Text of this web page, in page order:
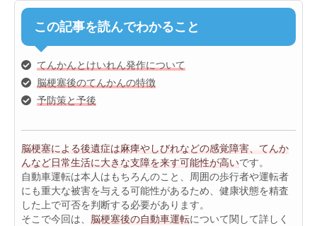
この記事を読んでわかること
てんかんとけいれん発作について
脳梗塞後のてんかんの特徴
予防策と予後
脳梗塞による後遺症は麻痺やしびれなどの感覚障害、てんか
んなど日常生活に大きな支障を来す可能性が高いです。
自動車運転は本人はもちろんのこと、周囲の歩行者や運転者
にも重大な被害を与える可能性があるため、健康状態を精査
した上で可否を判断する必要があります。
そこで今回は、 脳梗塞後の自動車運転について関して詳しく